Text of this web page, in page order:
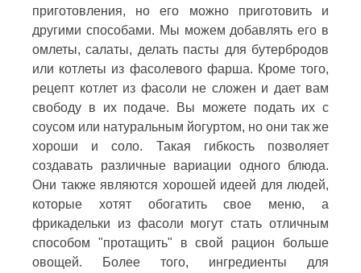
приготовления, но его можно приготовить и
другими способами. Мы можем добавлять его в
омлеты, салаты, делать пасты для бутербродов
или котлеты из фасолевого фарша. Кроме того,
рецепт котлет из фасоли не сложен и дает вам
свободу в их подаче. Вы можете подать их с
соусом или натуральным йогуртом, но они так же
хороши и соло. Такая гибкость позволяет
создавать различные вариации одного блюда.
Они также являются хорошей идеей для людей,
которые хотят обогатить свое меню, а
фрикадельки из фасоли могут стать отличным
способом "протащить" в свой рацион больше
овощей. Более того, ингредиенты для